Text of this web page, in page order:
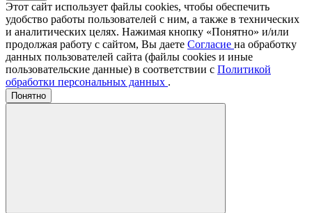
Этот сайт использует файлы cookies, чтобы обеспечить
удобство работы пользователей с ним, а также в технических
и аналитических целях. Нажимая кнопку «Понятно» и/или
продолжая работу с сайтом, Вы даете Согласие на обработку
данных пользователей сайта (файлы cookies и иные
пользовательские данные) в соответствии с Политикой
обработки персональных данных .
Понятно